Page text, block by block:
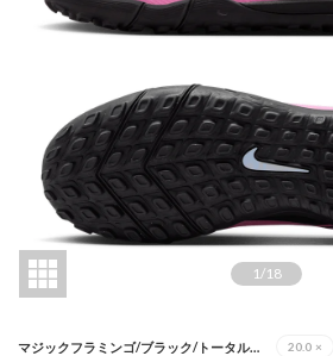
1/18
マジックフラミンゴ/ブラック/トータルクリムゾン（600） 20.0 ×